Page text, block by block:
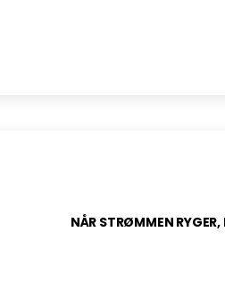
NÅR STRØMMEN